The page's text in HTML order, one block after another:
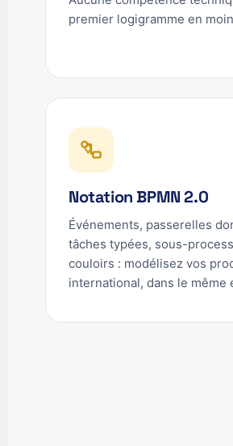
premier logigramme en
Notation BPMN 2.0
Événements, passerelles
tâches typées, sous-
couloirs : modélisez vos
international, dans le même